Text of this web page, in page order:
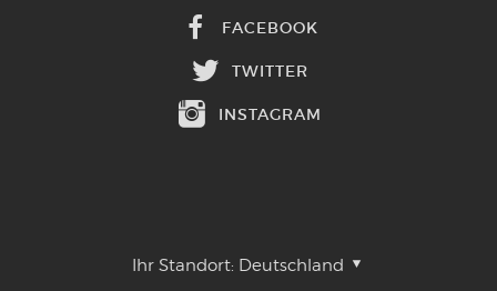
FACEBOOK
TWITTER
INSTAGRAM
Ihr Standort: Deutschland